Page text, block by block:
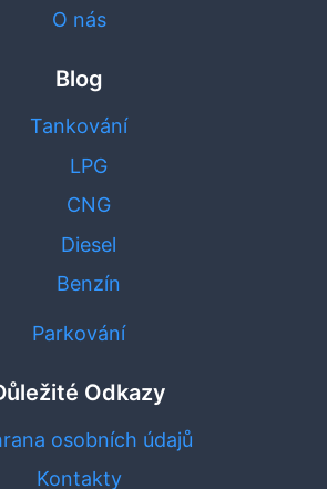
O nás
Blog
Tankování
LPG
CNG
Diesel
Benzín
Parkování
Odkazy
osobních údajů
Kontakty